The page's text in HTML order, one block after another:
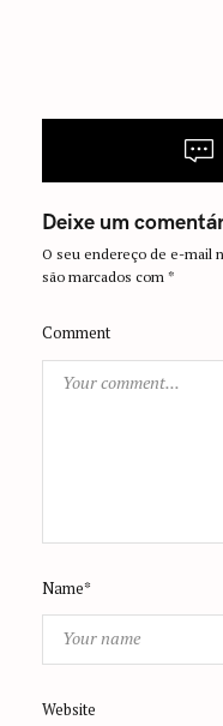
v
t
i
o
Deixe um
O seu endereço de e-mail
são marcados com*
Comment
Name*
Website